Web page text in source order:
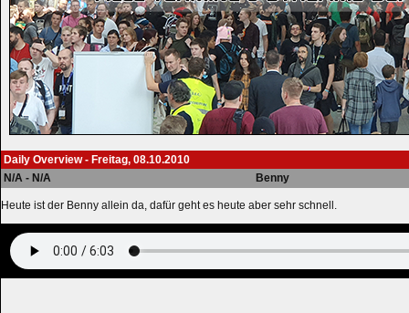
Daily Overview - Freitag, 08.10.2010
N/A - N/A
Benny
Heute ist der Benny allein da, dafür geht es heute aber sehr schnell.